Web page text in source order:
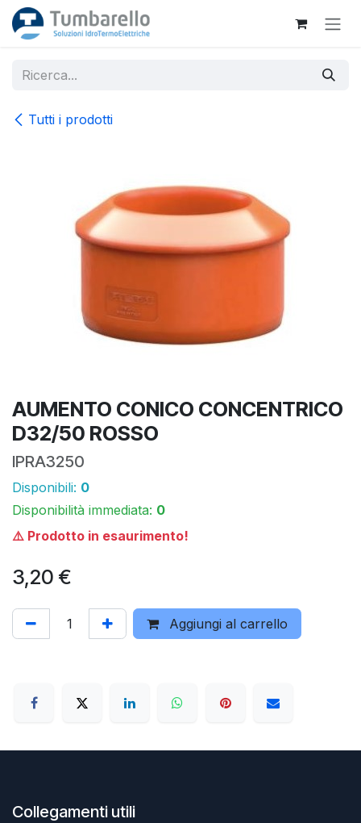
Passa al contenuto
Tutti i prodotti
AUMENTO CONICO CONCENTRICO
D32/50 ROSSO
IPRA3250
Disponibili: 0
Disponibilità immediata: 0
⚠️ Prodotto in esaurimento!
3,20 €
Aggiungi al carrello
Collegamenti utili